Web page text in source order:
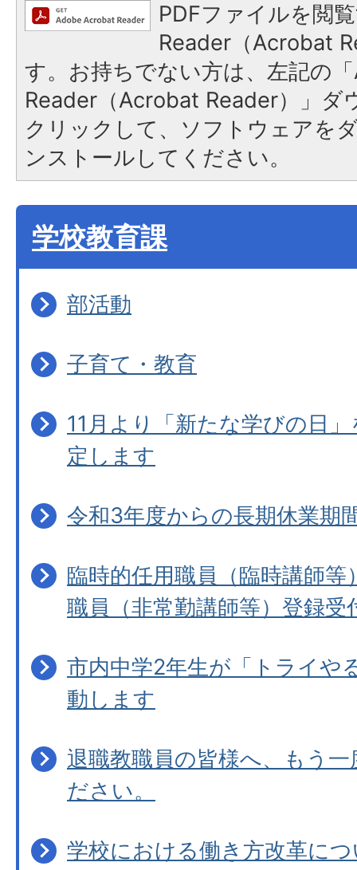
PDFファイルを閲
Reader（Acrobat
す。お持ちでない方は、左記の
Reader（Acrobat Reader）」ダ
クリックして、ソフトウェアを
ンストールしてください。
学校教育課
部活動
子育て・教育
11月より「新たな学びの日
定します
令和3年度からの長期休業期
臨時的任用職員（臨時講師等
職員（非常勤講師等）登録受
市内中学2年生が「トライや
動します
退職教職員の皆様へ、もう
ださい。
学校における働き方改革に